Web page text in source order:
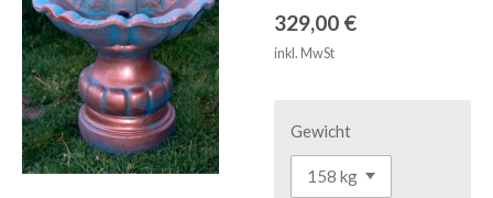
329,00 €
inkl. MwSt
Gewicht